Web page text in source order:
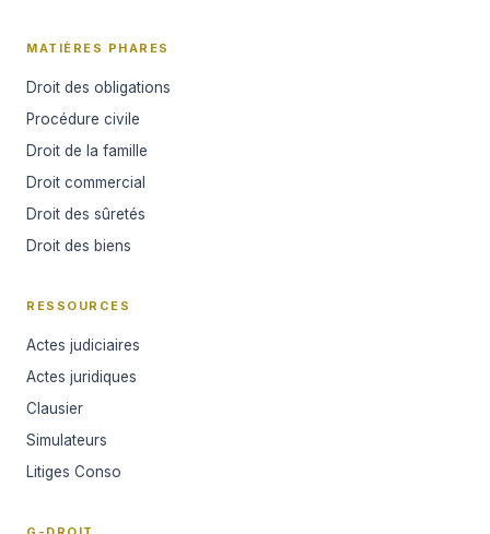
MATIÈRES PHARES
Droit des obligations
Procédure civile
Droit de la famille
Droit commercial
Droit des sûretés
Droit des biens
RESSOURCES
Actes judiciaires
Actes juridiques
Clausier
Simulateurs
Litiges Conso